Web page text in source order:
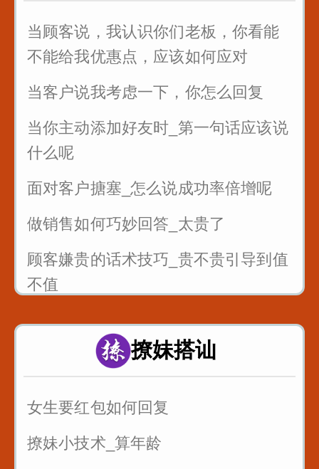
公司年会如何发言_为你们准备好了
当顾客说，我认识你们老板，你看能
不能给我优惠点，应该如何应对
当客户说我考虑一下，你怎么回复
当你主动添加好友时_第一句话应该说
什么呢
面对客户搪塞_怎么说成功率倍增呢
做销售如何巧妙回答_太贵了
顾客嫌贵的话术技巧_贵不贵引导到值
不值
销售的时候懂得尊重客户_一句话就可
以留人留心
7句黄金口诀教你抓住客户的心
销售很厉害的一招反问
遇到只问不买的客户怎么聊
撩妹搭讪
女生要红包如何回复
撩妹小技术_算年龄